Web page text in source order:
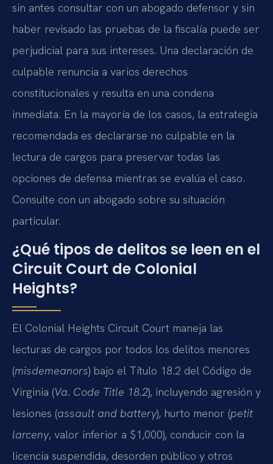
sin antes consultar con un abogado defensor y sin
haber revisado las pruebas de la fiscalía puede ser
perjudicial para sus intereses. Una declaración de
culpable renuncia a varios derechos
constitucionales y resulta en una condena
inmediata. En la mayoría de los casos, la estrategia
recomendada es declararse no culpable en la
lectura de cargos para preservar todas las
opciones de defensa mientras se evalúa el caso.
Consulte con un abogado sobre su situación
particular.
¿Qué tipos de delitos se leen en el
Circuit Court de Colonial
Heights?
El Colonial Heights Circuit Court maneja las
lecturas de cargos por todos los delitos menores
(misdemeanors) bajo el Título 18.2 del Código de
Virginia (Va. Code Title 18.2), incluyendo agresión y
lesiones (assault and battery), hurto menor (petit
larceny, valor inferior a $1,000), conducir con la
licencia suspendida, desorden público y otros